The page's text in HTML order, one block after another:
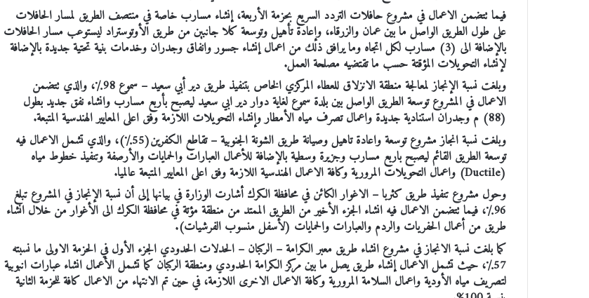
فيما تتضمن الاعمال في مشروع حافلات التردد السريع بحزمة الأربعة، إنشاء مسارب خاصة في منتصف الطريق لمسار الحافلات
على طول الطريق الواصل ما بين عمان والزرقاء، وإعادة تأهيل وتوسعة كلا جانبين من طريق الأوتوستراد ليستوعب مسار الحافلات
بالإضافة الى (3) مسارب لكل اتجاه وما يرافق ذلك من اعمال إنشاء جسور وانفاق وجدران وخدمات بنية تحتية جديدة بالإضافة
لإنشاء التحويلات المؤقتة حسب ما تقتضيه مصلحة العمل.
وبلغت نسبة الإنجاز لمعالجة منطقة الانزلاق للعطاء المركزي الخاص بتنفيذ طريق دير أبي سعيد – سموع 98٪، والذي تتضمن
الاعمال في المشروع توسعة الطريق الواصل بين بلدة سموع لغاية دوار دير ابي سعيد ليصبح بأربع مسارب وانشاء نفق جديد بطول
(88) م وجدران استنادية جديدة واعمال تصرف مياه الأمطار وإنشاء التحويلات اللازمة وفق اعلى المعايير الهندسية المتبعة.
وبلغت نسبة انجاز مشروع توسعة واعادة تاهيل وصيانة طريق الشونة الجنوبية – تقاطع الكفرين(55٪)، والذي تشمل الاعمال فيه
توسعة الطريق القائم ليصبح باربع مسارب وجزيرة وسطية بالإضافة للأعمال العبارات والحمايات والأرصفة وتنفيذ خطوط مياه
(Ductile) واعمال التحويلات المرورية وكافة الاعمال الهندسية اللازمة وفق اعلى المعايير المتبعة عالميا.
وحول مشروع تنفيذ طريق كثربا – الاغوار الكائن في محافظة الكرك أشارت الوزارة في بيانها إلى أن نسبة الإنجاز في المشروع تبلغ
96٪، فيما تتضمن الاعمال فيه انشاء الجزء الأخير من الطريق الممتد من منطقة مؤتة في محافظة الكرك الى الأغوار من خلال انشاء
طريق من أعمال الحفريات والردم والعبارات والحمايات (لأسفل منسوب الفرشيات).
كما بلغت نسبة الانجاز في مشروع انشاء طريق معبر الكرامة – الركبان – الحدلات الحدودي الجزء الأول في الحزمة الاولى ما نسبته
57٪، حيث تشمل الاعمال ‫إنشاء طريق يصل ما بين مركز الكرامة الحدودي ومنطقة الركبان كما تشمل الأعمال انشاء عبارات انبوبية
لتصريف مياه الأودية واعمال السلامة المرورية وكافة الاعمال الاخرى اللازمة‬، في حين تم الانتهاء من الاعمال كافة للحزمة الثانية